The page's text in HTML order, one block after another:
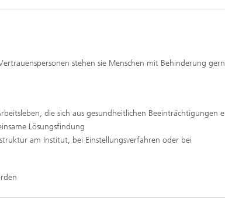
stehen sie Menschen mit Behinderung
die sich aus gesundheitlichen Beeinträchtigungen
Lösungsfindung
am Institut, bei Einstellungsverfahren oder bei